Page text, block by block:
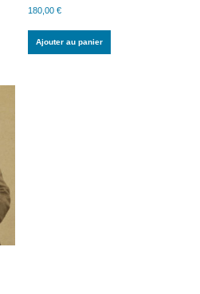
180,00€
Ajouter au panier